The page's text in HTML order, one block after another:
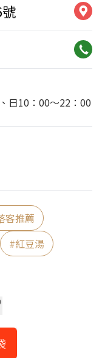
日10：00～22：00
客推薦
#紅豆湯